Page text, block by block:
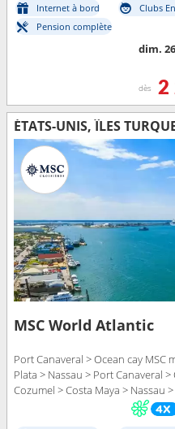
Internet à bord Clubs
Pension complète
dim.
dès 2
MSC World Atlantic
Port Canaveral > Ocean cay MSC
Plata > Nassau > Port Canaveral
Cozumel > Costa Maya > Nassau